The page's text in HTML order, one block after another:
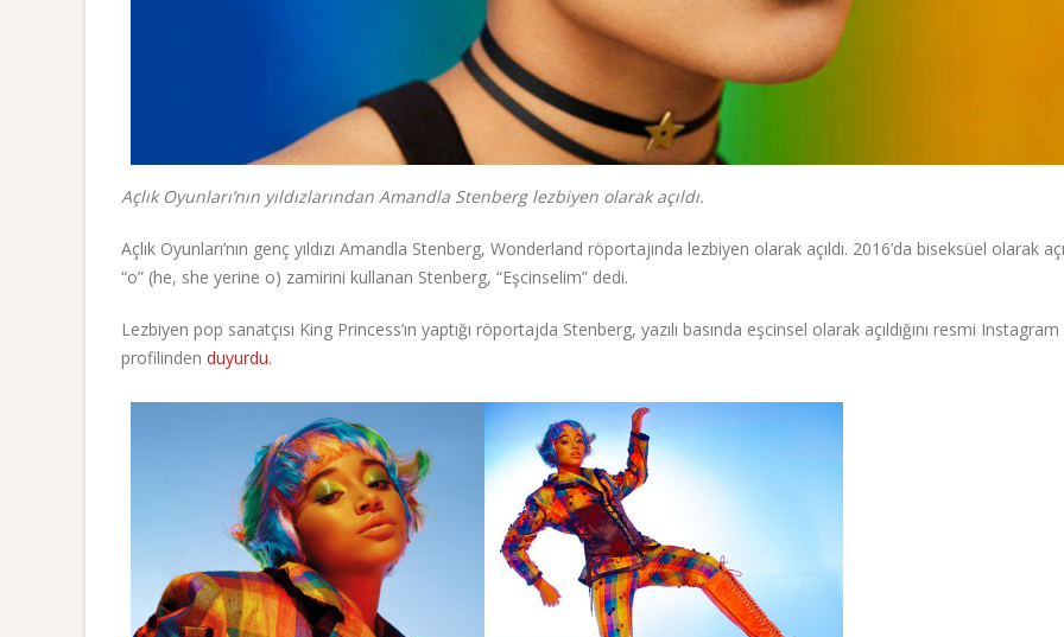
Açlık Oyunları’nın yıldızlarından Amandla Stenberg lezbiyen olarak açıldı.
Açlık Oyunları’nın genç yıldızı Amandla Stenberg, Wonderland röportajında lezbiyen olarak açıldı. 2016’da biseksüel olarak
“o” (he, she yerine o) zamirini kullanan Stenberg, “Eşcinselim” dedi.
Lezbiyen pop sanatçısı King Princess’ın yaptığı röportajda Stenberg, yazılı basında eşcinsel olarak açıldığını resmi Instagram
profilinden duyurdu.